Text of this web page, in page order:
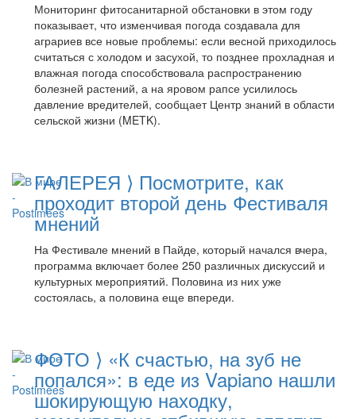
Мониторинг фитосанитарной обстановки в этом году
показывает, что изменчивая погода создавала для
аграриев все новые проблемы: если весной приходилось
считаться с холодом и засухой, то позднее прохладная и
влажная погода способствовала распространению
болезней растений, а на яровом рапсе усилилось
давление вредителей, сообщает Центр знаний в области
сельской жизни (METK).
ГАЛЕРЕЯ ⟩ Посмотрите, как
проходит второй день Фестиваля
мнений
На Фестивале мнений в Пайде, который начался вчера,
программа включает более 250 различных дискуссий и
культурных мероприятий. Половина из них уже
состоялась, а половина еще впереди.
ФОТО ⟩ «К счастью, на зуб не
попался»: в еде из Vapiano нашли
шокирующую находку,